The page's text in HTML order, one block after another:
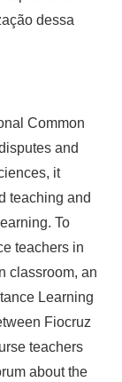
dessa
Common
and
it
teaching and
To
teachers in
classroom, an
Learning
Fiocruz
teachers
about the